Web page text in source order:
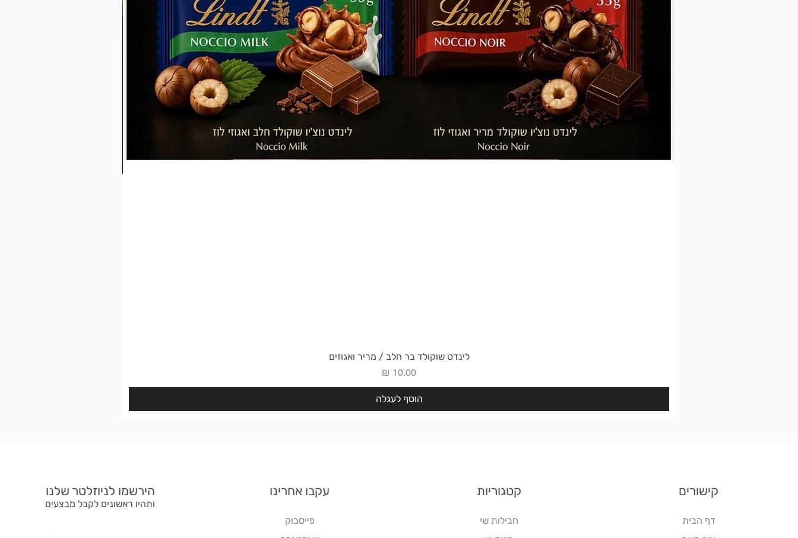
תצוגה מהירה
לינדט שוקולד בר חלב / מריר ואגוזים
מחיר
הוסף לעגלה
הירשמו לניוזלטר שלנו
ותהיו ראשונים לקבל מבצעים
עקבו אחרינו
פייסבוק
קטגוריות
חבילות שי
קישורים
דף הבית